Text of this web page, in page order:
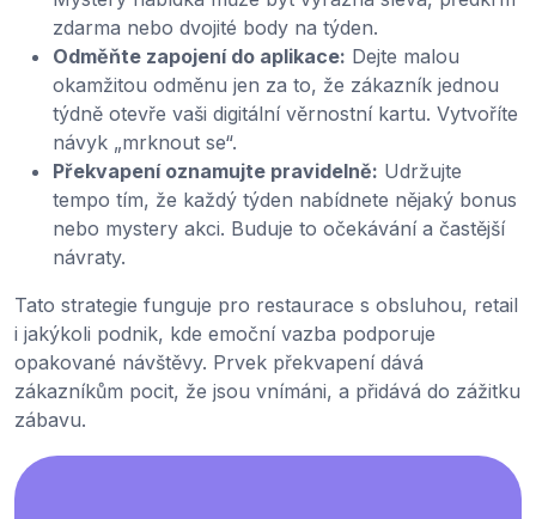
zdarma nebo dvojité body na týden.
Odměňte zapojení do aplikace: Dejte malou
okamžitou odměnu jen za to, že zákazník jednou
týdně otevře vaši digitální věrnostní kartu. Vytvoříte
návyk „mrknout se“.
Překvapení oznamujte pravidelně: Udržujte
tempo tím, že každý týden nabídnete nějaký bonus
nebo mystery akci. Buduje to očekávání a častější
návraty.
Tato strategie funguje pro restaurace s obsluhou, retail
i jakýkoli podnik, kde emoční vazba podporuje
opakované návštěvy. Prvek překvapení dává
zákazníkům pocit, že jsou vnímáni, a přidává do zážitku
zábavu.